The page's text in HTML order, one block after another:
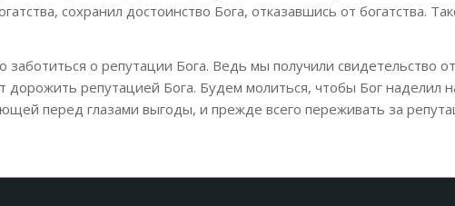
сохранил достоинство Бога, отказавшись от богатства.
о репутации Бога. Ведь мы получили свидетельство
дорожить репутацией Бога. Будем молиться, чтобы Бог наделил
перед глазами выгоды, и прежде всего переживать за